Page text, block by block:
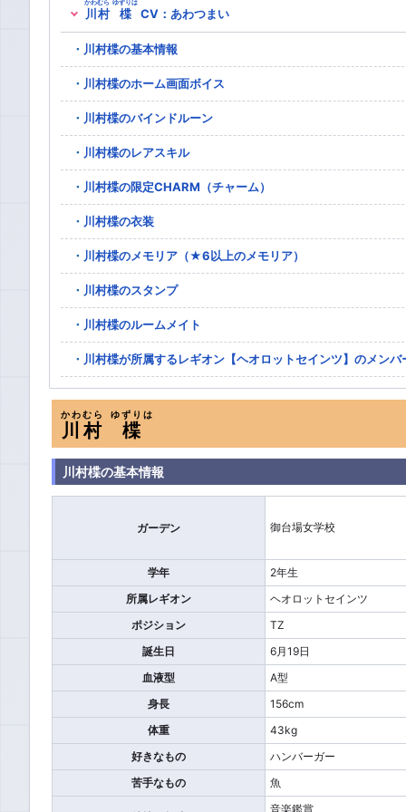
川村
かわむら
楪
ゆずりは
CV：あわつまい
川村楪の基本情報
川村楪のホーム画面ボイス
川村楪のバインドルーン
川村楪のレアスキル
川村楪の限定CHARM（チャーム）
川村楪の衣装
川村楪のメモリア（★6以上のメモリア）
川村楪のスタンプ
川村楪のルームメイト
川村楪が所属するレギオン【ヘオロットセインツ】のメンバ
川村
かわむら
楪
ゆずりは
川村楪の基本情報
ガーデン 御台場女学校
学年
2年生
所属レギオン
ヘオロットセインツ
ポジション
TZ
誕生日
6月19日
血液型
A型
身長
156cm
体重
43kg
好きなもの
ハンバーガー
苦手なもの
魚
音楽鑑賞